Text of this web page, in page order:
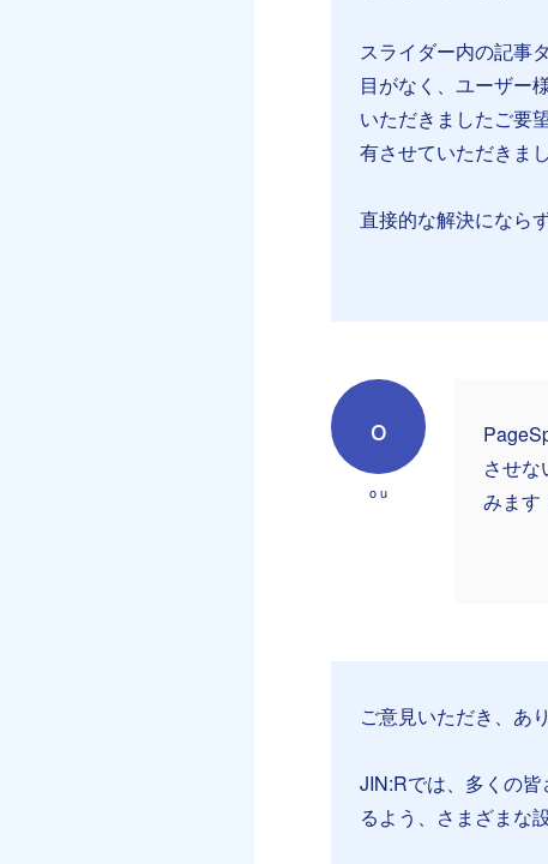
スライダー内の記事
目がなく、ユーザー
いただきましたご要
有させていただきまし
直接的な解決になら
o
o u
させ
みます
ご意見いただき、あ
JIN:Rでは、多くの
るよう、さまざまな